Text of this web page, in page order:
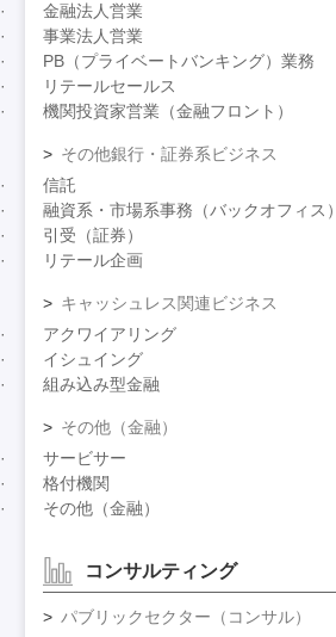
金融法人営業
事業法人営業
PB（プライベートバンキング）業務
リテールセールス
機関投資家営業（金融フロント）
その他銀行・証券系ビジネス
信託
融資系・市場系事務（バックオフィス）
引受（証券）
リテール企画
キャッシュレス関連ビジネス
アクワイアリング
イシュイング
組み込み型金融
その他（金融）
サービサー
格付機関
その他（金融）
コンサルティング
パブリックセクター（コンサル）